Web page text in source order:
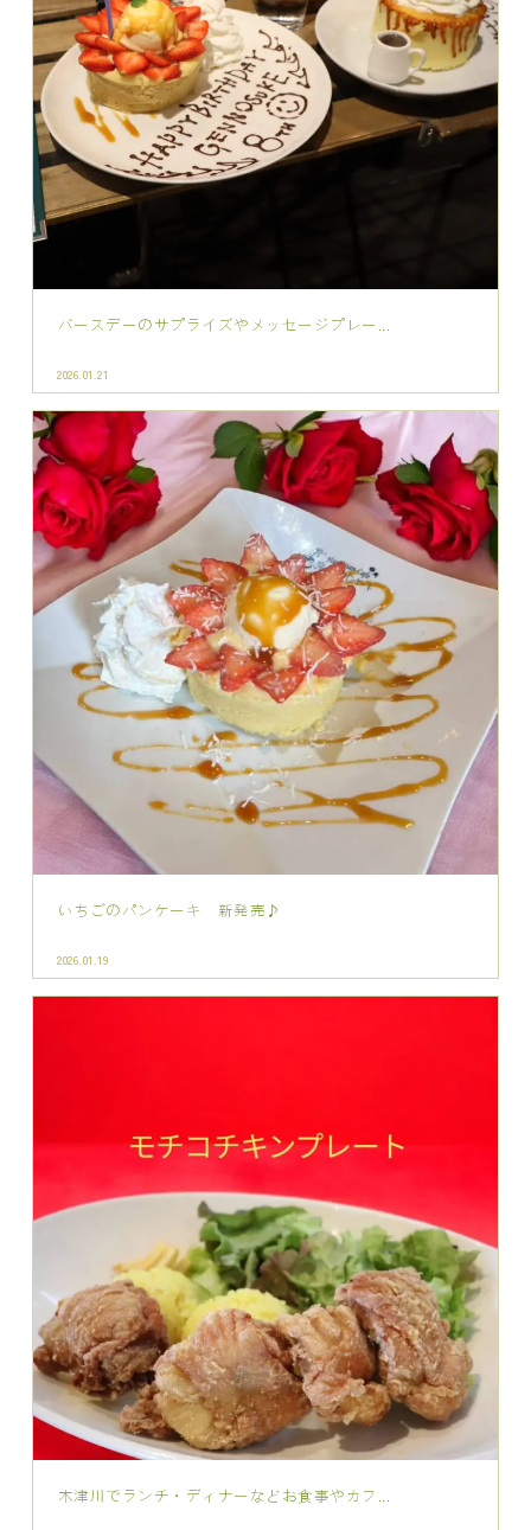
バースデーのサプライズやメッセージプレー...
2026.01.21
いちごのパンケーキ 新発売♪
木津川でランチ・ディナーなどお食事やカフ...
2026.01.14